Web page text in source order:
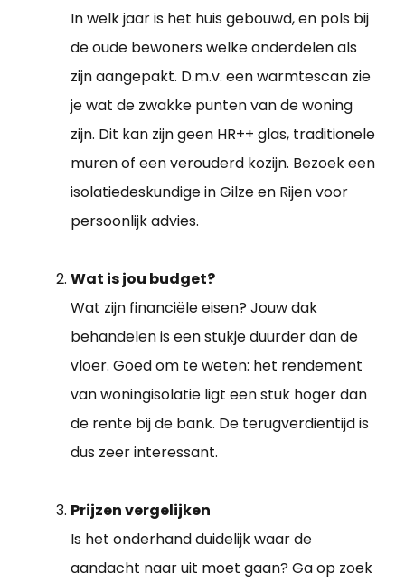
In welk jaar is het huis gebouwd, en pols bij
de oude bewoners welke onderdelen als
zijn aangepakt. D.m.v. een warmtescan zie
je wat de zwakke punten van de woning
zijn. Dit kan zijn geen HR++ glas, traditionele
muren of een verouderd kozijn. Bezoek een
isolatiedeskundige in Gilze en Rijen voor
persoonlijk advies.
Wat is jou budget?
Wat zijn financiële eisen? Jouw dak
behandelen is een stukje duurder dan de
vloer. Goed om te weten: het rendement
van woningisolatie ligt een stuk hoger dan
de rente bij de bank. De terugverdientijd is
dus zeer interessant.
Prijzen vergelijken
Is het onderhand duidelijk waar de
aandacht naar uit moet gaan? Ga op zoek